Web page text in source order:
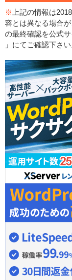
※ 上記の情報は
容とは異なる場合
の最終確認を公式
」にてご確認下さい